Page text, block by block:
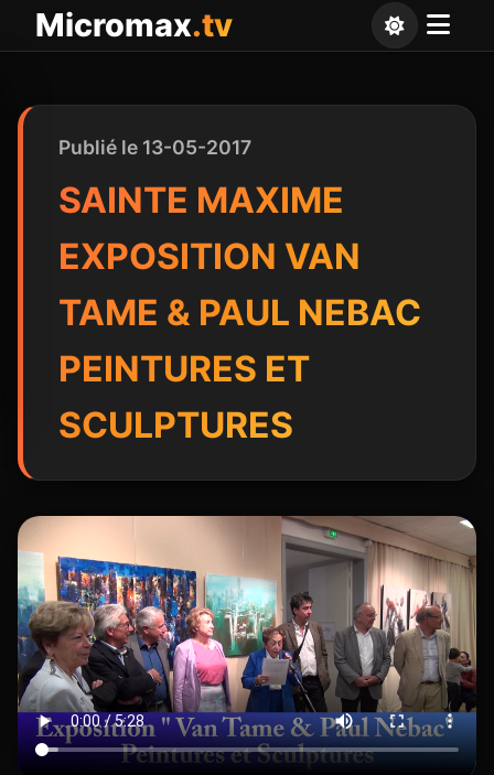
Micromax.tv
Publié le 13-05-2017
SAINTE MAXIME
EXPOSITION VAN
TAME & PAUL NEBAC
PEINTURES ET
SCULPTURES
Panneau de gestion des cookies